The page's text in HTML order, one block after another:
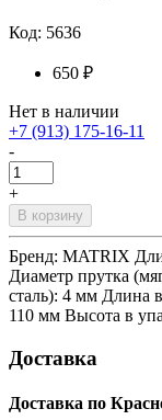
Код: 5636
650 ₽
Нет в наличии
+7 (913) 175-16-11
-
+
В корзину
Бренд: MATRIX
Диаметр прутка
сталь): 4 мм Длина
110 мм Высота в
Доставка
Доставка по